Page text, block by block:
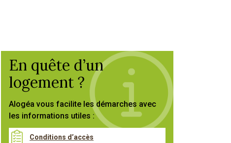
En quête d’un
logement ?
Alogéa vous facilite les démarches avec
les informations utiles :
Conditions d’accès